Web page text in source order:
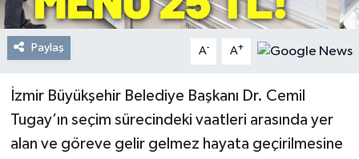
Paylaş A- A+
İzmir Büyükşehir Belediye Başkanı Dr. Cemil
Tugay’ın seçim sürecindeki vaatleri arasında yer
alan ve göreve gelir gelmez hayata geçirilmesine